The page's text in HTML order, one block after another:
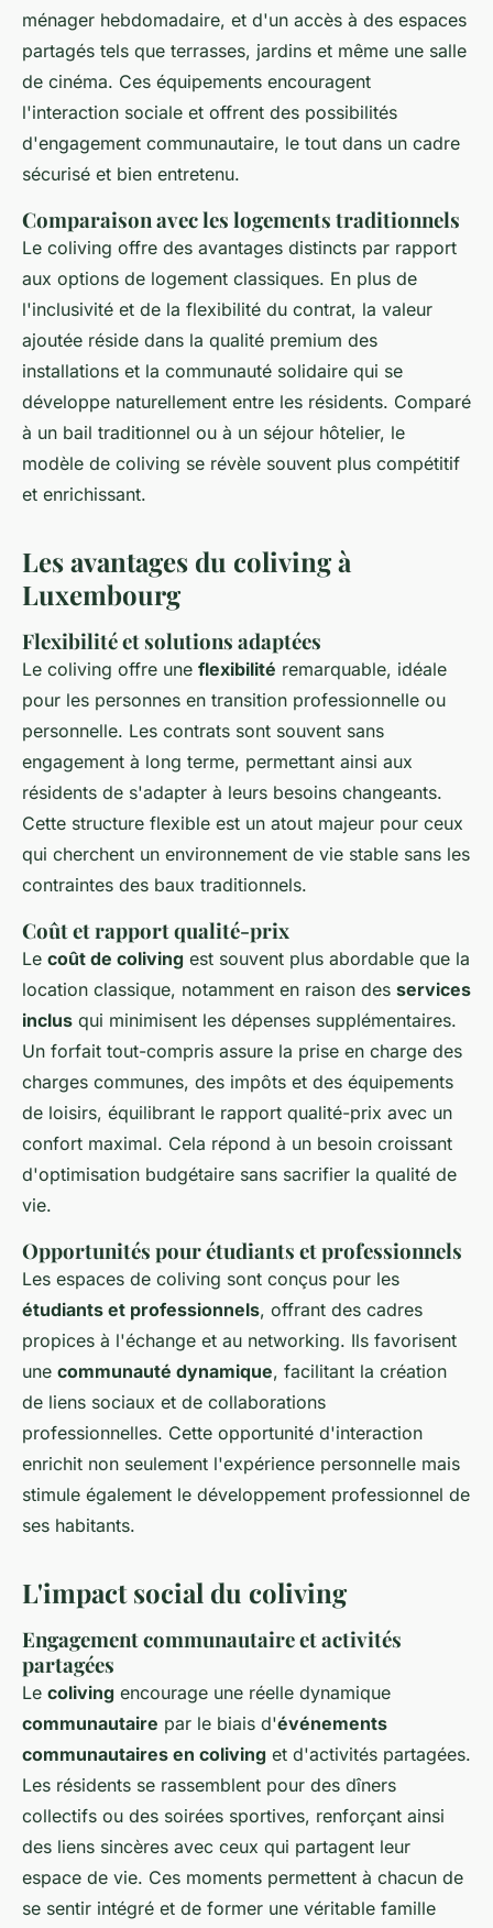
ménager hebdomadaire, et d'un accès à des espaces
partagés tels que terrasses, jardins et même une salle
de cinéma. Ces équipements encouragent
l'interaction sociale et offrent des possibilités
d'engagement communautaire, le tout dans un cadre
sécurisé et bien entretenu.
Comparaison avec les logements traditionnels
Le coliving offre des avantages distincts par rapport
aux options de logement classiques. En plus de
l'inclusivité et de la flexibilité du contrat, la valeur
ajoutée réside dans la qualité premium des
installations et la communauté solidaire qui se
développe naturellement entre les résidents. Comparé
à un bail traditionnel ou à un séjour hôtelier, le
modèle de coliving se révèle souvent plus compétitif
et enrichissant.
Les avantages du coliving à
Luxembourg
Flexibilité et solutions adaptées
Le coliving offre une flexibilité remarquable, idéale
pour les personnes en transition professionnelle ou
personnelle. Les contrats sont souvent sans
engagement à long terme, permettant ainsi aux
résidents de s'adapter à leurs besoins changeants.
Cette structure flexible est un atout majeur pour ceux
qui cherchent un environnement de vie stable sans les
contraintes des baux traditionnels.
Coût et rapport qualité-prix
Le coût de coliving est souvent plus abordable que la
location classique, notamment en raison des services
inclus qui minimisent les dépenses supplémentaires.
Un forfait tout-compris assure la prise en charge des
charges communes, des impôts et des équipements
de loisirs, équilibrant le rapport qualité-prix avec un
confort maximal. Cela répond à un besoin croissant
d'optimisation budgétaire sans sacrifier la qualité de
vie.
Opportunités pour étudiants et professionnels
Les espaces de coliving sont conçus pour les
étudiants et professionnels, offrant des cadres
propices à l'échange et au networking. Ils favorisent
une communauté dynamique, facilitant la création
de liens sociaux et de collaborations
professionnelles. Cette opportunité d'interaction
enrichit non seulement l'expérience personnelle mais
stimule également le développement professionnel de
ses habitants.
L'impact social du coliving
Engagement communautaire et activités
partagées
Le coliving encourage une réelle dynamique
communautaire par le biais d'événements
communautaires en coliving et d'activités partagées.
Les résidents se rassemblent pour des dîners
collectifs ou des soirées sportives, renforçant ainsi
des liens sincères avec ceux qui partagent leur
espace de vie. Ces moments permettent à chacun de
se sentir intégré et de former une véritable famille